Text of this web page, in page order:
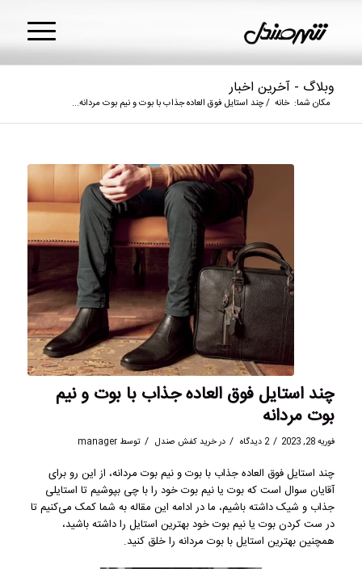
وبلاگ - آخرین اخبار
مکان شما: خانه /چند استایل فوق‌ العاده جذاب با بوت و نیم بوت مردانه...
چند استایل فوق‌ العاده جذاب با بوت و نیم
بوت مردانه
فوریه 28, 2023 / 2 دیدگاه / درخرید کفش صندل / توسط manager
چند استایل فوق‌ العاده جذاب با بوت و نیم بوت مردانه، از این رو برای
آقایان سوال است که بوت یا نیم بوت خود را با چی بپوشیم تا استایلی
جذاب و شیک داشته باشیم، ما در ادامه این مقاله به شما کمک می‌کنیم تا
در ست کردن بوت یا نیم بوت خود بهترین استایل را داشته باشید،
همچنین بهترین استایل با بوت مردانه را خلق کنید.